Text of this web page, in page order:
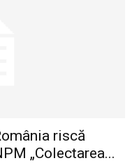
riscă
„Colectarea...